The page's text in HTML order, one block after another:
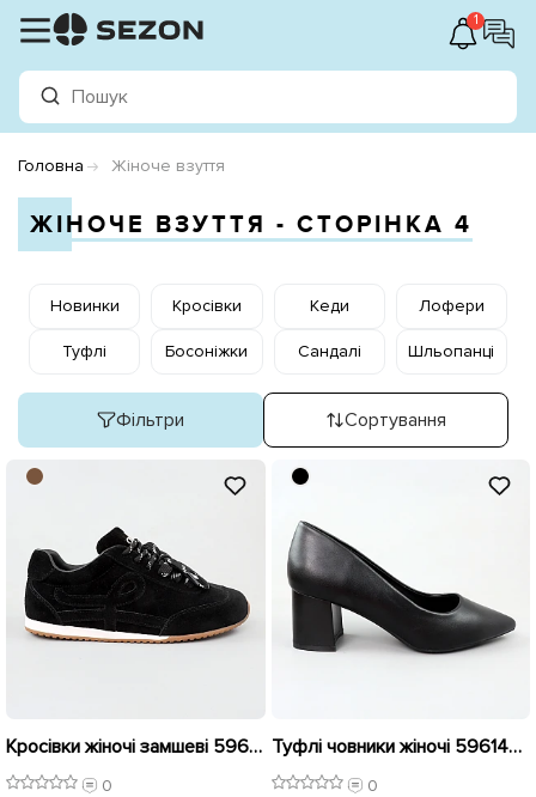
1
Головна Жіноче взуття
ЖІНОЧЕ ВЗУТТЯ - СТОРІНКА 4
Новинки Кросівки Кеди Лофери
Туфлі Босоніжки Сандалі Шльопанці
Фільтри Сортування
Кросівки жіночі замшеві 596120 Чорні
0
Туфлі човники жіночі 596145 Чорні
0